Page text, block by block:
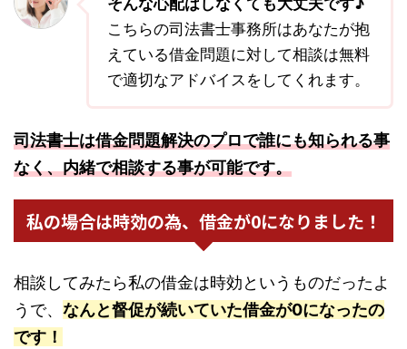
そんな心配はしなくても大丈夫です♪
こちらの司法書士事務所はあなたが抱
えている借金問題に対して相談は無料
で適切なアドバイスをしてくれます。
司法書士は借金問題解決のプロで誰にも知られる事
なく、内緒で相談する事が可能です。
私の場合は時効の為、借金が0になりました！
相談してみたら私の借金は時効というものだったよ
うで、 なんと督促が続いていた借金が0になったの
です！